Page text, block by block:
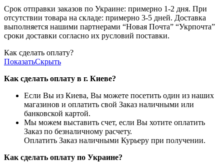
Срок отправки заказов по Украине: примерно 1-2 дня. При
отсутствии товара на складе: примерно 3-5 дней. Доставка
выполняется нашими партнерами “Новая Почта” “Укрпочта”
сроки доставки согласно их русловий поставки.
Как сделать оплату?
ПоказатьСкрыть
Как сделать оплату в г. Киеве?
Если Вы из Киева, Вы можете посетить один из наших
магазинов и оплатить свой Заказ наличными или
банковской картой.
Мы можем выставить счет, если Вы хотите оплатить
Заказ по безналичному расчету.
Оплатить Заказ наличными Курьеру при получении.
Как сделать оплату по Украине?